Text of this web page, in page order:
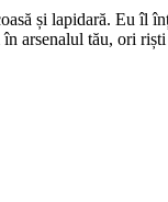
și lapidară. Eu îl
arsenalul tău, ori